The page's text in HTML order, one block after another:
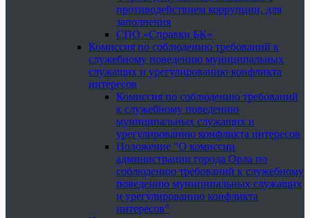
противодействием коррупции, для
заполнения
СПО «Справки БК»
Комиссия по соблюдению требований к
служебному поведению муниципальных
служащих и урегулированию конфликта
интересов
Комиссия по соблюдению требований
к служебному поведению
муниципальных служащих и
урегулированию конфликта интересов
Положение "О комиссии
администрации города Орла по
соблюдению требований к служебному
поведению муниципальных служащих
и урегулированию конфликта
интересов"